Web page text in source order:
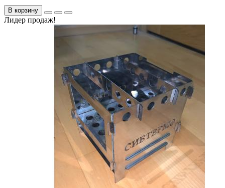
В корзину
Лидер продаж!